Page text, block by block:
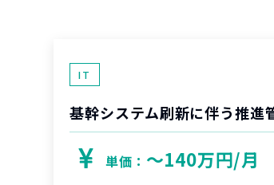
IT
基幹システム刷新に伴う推進
単価： 〜140万円/月